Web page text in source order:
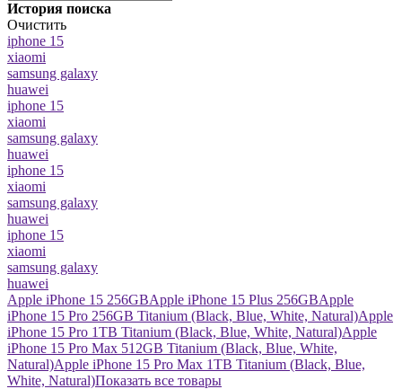
История поиска
Очистить
iphone 15
xiaomi
samsung galaxy
huawei
iphone 15
xiaomi
samsung galaxy
huawei
iphone 15
xiaomi
samsung galaxy
huawei
iphone 15
xiaomi
samsung galaxy
huawei
Apple iPhone 15 256GBApple iPhone 15 Plus 256GBApple
iPhone 15 Pro 256GB Titanium (Black, Blue, White, Natural)Apple
iPhone 15 Pro 1TB Titanium (Black, Blue, White, Natural)Apple
iPhone 15 Pro Max 512GB Titanium (Black, Blue, White,
Natural)Apple iPhone 15 Pro Max 1TB Titanium (Black, Blue,
White, Natural)Показать все товары